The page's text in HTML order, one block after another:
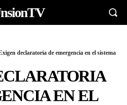
declaratoria de emergencia en el sistema
EN EL